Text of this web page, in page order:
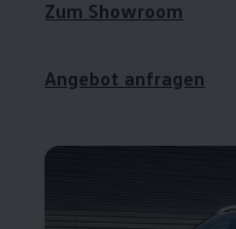
Zum Showroom
Angebot anfragen